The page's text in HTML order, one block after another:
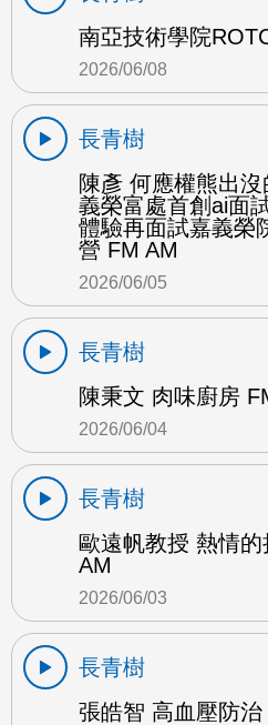
南亞技術學院
2026/06/08
長青樹
陳彥 何應權熊出
義榮富處首創ai面
體驗再面試嘉義榮
營 FM AM
2026/06/05
長青樹
陳秉文 肉味廚房
2026/06/04
長青樹
歐遠帆教授 熱情
AM
2026/06/03
長青樹
張皓智 高血壓防治